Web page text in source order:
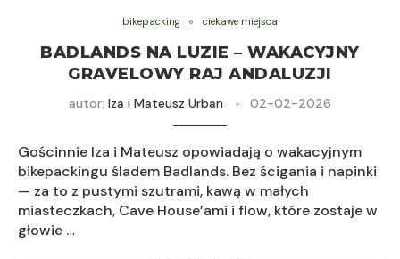
bikepacking ciekawe miejsca
BADLANDS NA LUZIE – WAKACYJNY
GRAVELOWY RAJ ANDALUZJI
autor: Iza i Mateusz Urban 02-02-2026
Gościnnie Iza i Mateusz opowiadają o wakacyjnym
bikepackingu śladem Badlands. Bez ścigania i napinki
— za to z pustymi szutrami, kawą w małych
miasteczkach, Cave House’ami i flow, które zostaje w
głowie …